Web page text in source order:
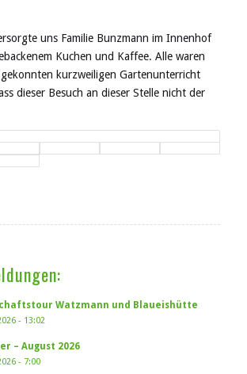
uns Familie Bunzmann im Innenhof
Kuchen und Kaffee. Alle waren
kurzweiligen Gartenunterricht
dieser Besuch an dieser Stelle nicht der
Watzmann und Blaueishütte
- 13:02
– August 2026
- 7:00